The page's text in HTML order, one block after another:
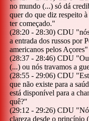
no mundo (...) só dá
quer do que diz respeito
ter começado."
(28:20 - 28:30) CDU "
a entrada dos russos por
americanos pelos Açores"
(28:37 - 28:46) CDU "
(...) ou nós travamos a
(28:55 - 29:06) CDU "
que não existe para a
está disponível para a
quê?"
(29:12 - 29:26) CDU "
clareza desde o princípio